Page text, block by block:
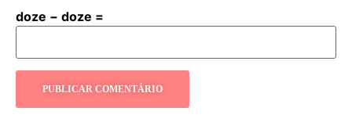
doze − doze =